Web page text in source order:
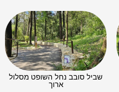
שביל סובב נחל השופט מסלול
ארוך